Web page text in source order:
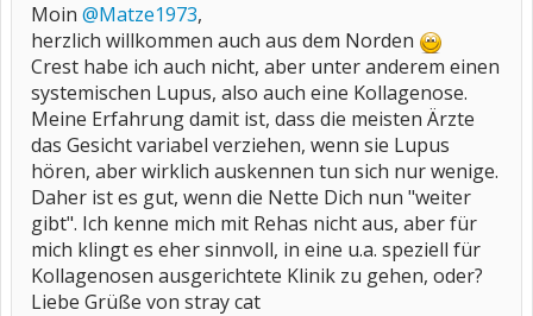
Moin @Matze1973,
herzlich willkommen auch aus dem Norden
Crest habe ich auch nicht, aber unter anderem einen
systemischen Lupus, also auch eine Kollagenose.
Meine Erfahrung damit ist, dass die meisten Ärzte
das Gesicht variabel verziehen, wenn sie Lupus
hören, aber wirklich auskennen tun sich nur wenige.
Daher ist es gut, wenn die Nette Dich nun "weiter
gibt". Ich kenne mich mit Rehas nicht aus, aber für
mich klingt es eher sinnvoll, in eine u.a. speziell für
Kollagenosen ausgerichtete Klinik zu gehen, oder?
Liebe Grüße von stray cat